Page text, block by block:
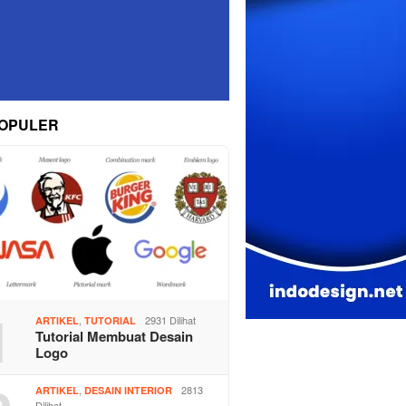
ARTIKEL ,TUTORIAL 2931 Dilihat
Tutorial Membuat Desain
Logo
ARTIKEL ,DESAIN INTERIOR
2813